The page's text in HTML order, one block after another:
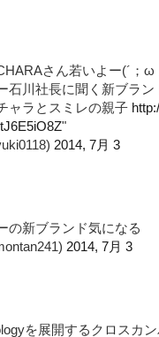
さん若いよー(´；ω
石川社長に聞く新ブラ
ャラとスミレの親子
"
2014, 7月 3
の新ブランド気になる
2014, 7月 3
を展開するクロスカ